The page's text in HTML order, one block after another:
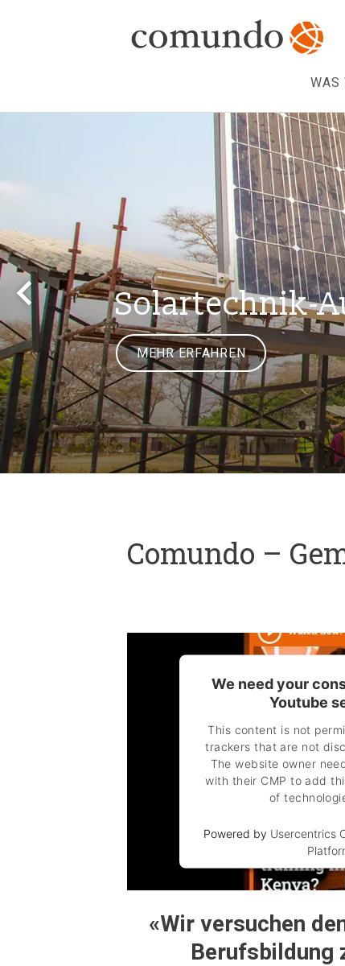
WAS
Solartechnik-
MEHR ERFAHREN
Comundo –
We need your
Youtube
This content is not
trackers that are not
The website owner
with their CMP to add
of
Powered by Usercentrics
«Wir versuchen
Berufsbildung